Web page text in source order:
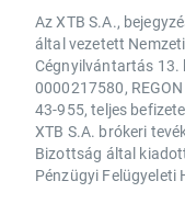
Az XTB S.A.,
által vezetett
Cégnyilvántartás 13.
0000217580,
43-955, teljes
XTB S.A. brókeri
Bizottság által
Pénzügyi